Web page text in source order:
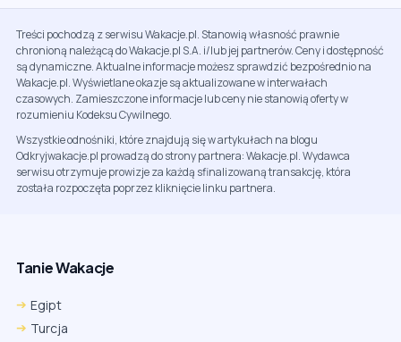
Treści pochodzą z serwisu Wakacje.pl. Stanowią własność prawnie
chronioną należącą do Wakacje.pl S.A. i/lub jej partnerów. Ceny i dostępność
są dynamiczne. Aktualne informacje możesz sprawdzić bezpośrednio na
Wakacje.pl. Wyświetlane okazje są aktualizowane w interwałach
czasowych. Zamieszczone informacje lub ceny nie stanowią oferty w
rozumieniu Kodeksu Cywilnego.
Wszystkie odnośniki, które znajdują się w artykułach na blogu
Odkryjwakacje.pl prowadzą do strony partnera: Wakacje.pl. Wydawca
serwisu otrzymuje prowizje za każdą sfinalizowaną transakcję, która
została rozpoczęta poprzez kliknięcie linku partnera.
Tanie Wakacje
Egipt
Turcja